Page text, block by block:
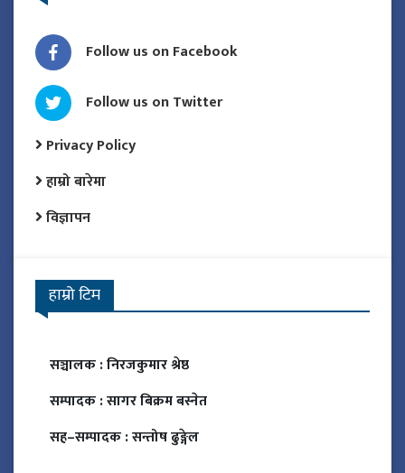
Follow us on Facebook
Follow us on Twitter
Privacy Policy
हाम्रो बारेमा
विज्ञापन
हाम्रो टिम
सञ्चालक :निरजकुमार श्रेष्ठ
सम्पादक :सागर बिक्रम बस्नेत
सह–सम्पादक :सन्तोष ढुङ्गेल